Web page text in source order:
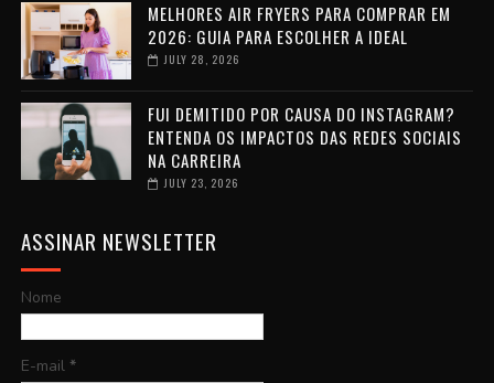
MELHORES AIR FRYERS PARA COMPRAR EM
2026: GUIA PARA ESCOLHER A IDEAL
JULY 28, 2026
FUI DEMITIDO POR CAUSA DO INSTAGRAM?
ENTENDA OS IMPACTOS DAS REDES SOCIAIS
NA CARREIRA
JULY 23, 2026
ASSINAR NEWSLETTER
Nome
E-mail *